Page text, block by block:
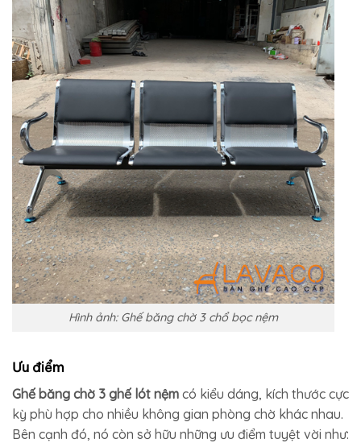
Hình ảnh: Ghế băng chờ 3 chổ bọc nệm
Ưu điểm
Ghế băng chờ 3 ghế lót nệm có kiểu dáng, kích thước cực
kỳ phù hợp cho nhiều không gian phòng chờ khác nhau.
Bên cạnh đó, nó còn sở hữu những ưu điểm tuyệt vời như: